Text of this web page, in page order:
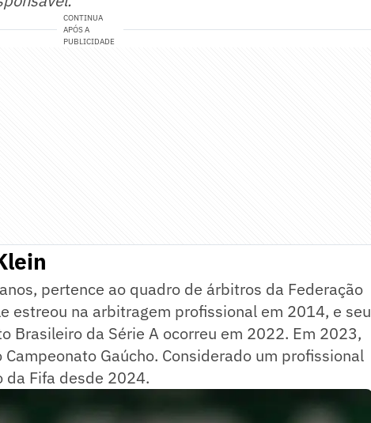
CONTINUA
APÓS A
PUBLICIDADE
pertence ao quadro de árbitros da Federação
estreou na arbitragem profissional em 2014, e seu
Brasileiro da Série A ocorreu em 2022. Em 2023,
Gaúcho. Considerado um profissional
da Fifa desde 2024.